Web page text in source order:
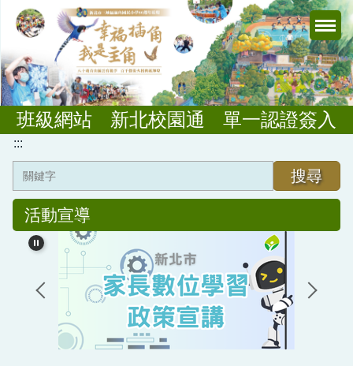
跳
到
要
內
容
區班級網站 新北校園通 單一認證簽入
:::
搜尋
活動宣導